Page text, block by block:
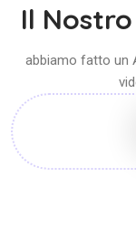
Il
abbiamo fatto un